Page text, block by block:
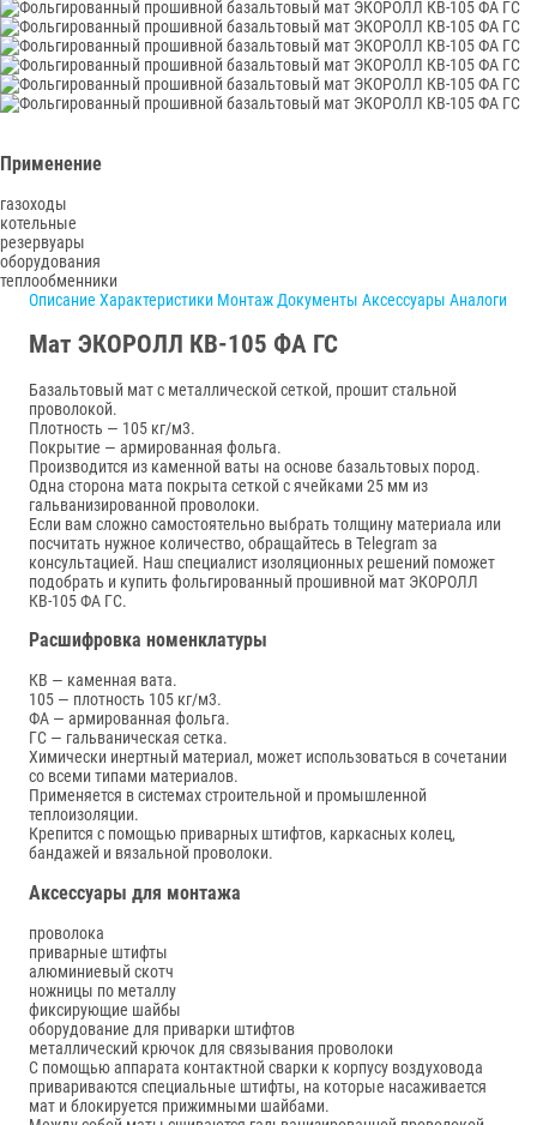
Применение
газоходы
котельные
резервуары
оборудования
теплообменники
Описание Характеристики Монтаж Документы Аксессуары Аналоги
Мат ЭКОРОЛЛ КВ-105 ФА ГС
Базальтовый мат с металлической сеткой, прошит стальной
проволокой.
Плотность — 105 кг/м3.
Покрытие — армированная фольга.
Производится из каменной ваты на основе базальтовых пород.
Одна сторона мата покрыта сеткой с ячейками 25 мм из
гальванизированной проволоки.
Если вам сложно самостоятельно выбрать толщину материала или
посчитать нужное количество, обращайтесь в Telegram за
консультацией. Наш специалист изоляционных решений поможет
подобрать и купить фольгированный прошивной мат ЭКОРОЛЛ
КВ-105 ФА ГС.
Расшифровка номенклатуры
КВ — каменная вата.
105 — плотность 105 кг/м3.
ФА — армированная фольга.
ГС — гальваническая сетка.
Химически инертный материал, может использоваться в сочетании
со всеми типами материалов.
Применяется в системах строительной и промышленной
теплоизоляции.
Крепится с помощью приварных штифтов, каркасных колец,
бандажей и вязальной проволоки.
Аксессуары для монтажа
проволока
приварные штифты
алюминиевый скотч
ножницы по металлу
фиксирующие шайбы
оборудование для приварки штифтов
металлический крючок для связывания проволоки
С помощью аппарата контактной сварки к корпусу воздуховода
привариваются специальные штифты, на которые насаживается
мат и блокируется прижимными шайбами.